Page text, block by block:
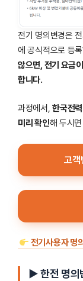
전기 명의변경은
에 공식적으로 등
않으면, 전기 요금
합니다.
과정에서,한국전
미리 확인해 두시
고객
전기사용자 명
▶ 한전 명의